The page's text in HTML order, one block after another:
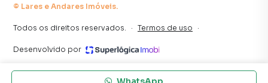
© Lares e Andares Imóveis.
Todos os direitos reservados. · Termos de uso ·
Desenvolvido por